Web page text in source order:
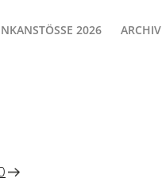
2026 ARCHIV